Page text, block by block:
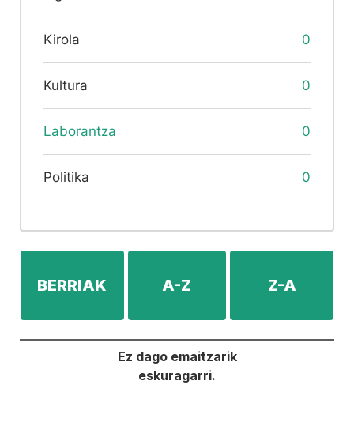
Kirola 0
Kultura 0
Laborantza 0
Politika 0
BERRIAK A-Z Z-A
Ez dago emaitzarik
eskuragarri.